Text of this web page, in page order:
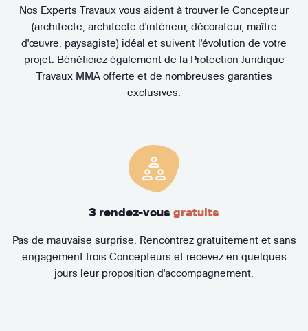
Nos Experts Travaux vous aident à trouver le Concepteur
(architecte, architecte d'intérieur, décorateur, maître
d'œuvre, paysagiste) idéal et suivent l'évolution de votre
projet. Bénéficiez également de la Protection Juridique
Travaux MMA offerte et de nombreuses garanties
exclusives.
3 rendez-vous gratuits
Pas de mauvaise surprise. Rencontrez gratuitement et sans
engagement trois Concepteurs et recevez en quelques
jours leur proposition d'accompagnement.